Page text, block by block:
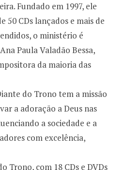
Fundado em 1997, ele
50 CDs lançados e mais de
o ministério é
Paula Valadão Bessa,
da maioria das
do Trono tem a missão
a adoração a Deus nas
a sociedade e a
com excelência,
Trono, com 18 CDs e DVDs